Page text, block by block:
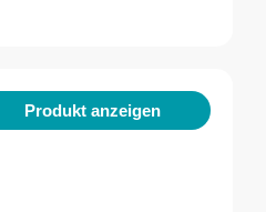
Produkt anzeigen